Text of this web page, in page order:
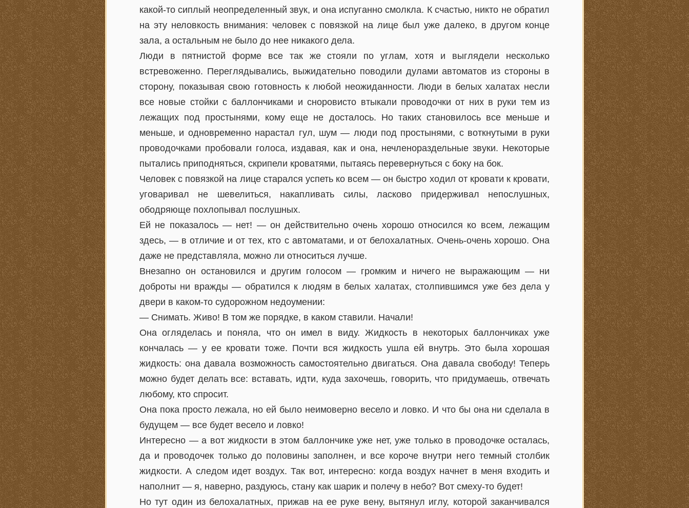
какой-то сиплый неопределенный звук, и она испуганно смолкла. К счастью, никто не обратил
на эту неловкость внимания: человек с повязкой на лице был уже далеко, в другом конце
зала, а остальным не было до нее никакого дела.
Люди в пятнистой форме все так же стояли по углам, хотя и выглядели несколько
встревоженно. Переглядывались, выжидательно поводили дулами автоматов из стороны в
сторону, показывая свою готовность к любой неожиданности. Люди в белых халатах несли
все новые стойки с баллончиками и сноровисто втыкали проводочки от них в руки тем из
лежащих под простынями, кому еще не досталось. Но таких становилось все меньше и
меньше, и одновременно нарастал гул, шум — люди под простынями, с воткнутыми в руки
проводочками пробовали голоса, издавая, как и она, нечленораздельные звуки. Некоторые
пытались приподняться, скрипели кроватями, пытаясь перевернуться с боку на бок.
Человек с повязкой на лице старался успеть ко всем — он быстро ходил от кровати к кровати,
уговаривал не шевелиться, накапливать силы, ласково придерживал непослушных,
ободряюще похлопывал послушных.
Ей не показалось — нет! — он действительно очень хорошо относился ко всем, лежащим
здесь, — в отличие и от тех, кто с автоматами, и от белохалатных. Очень-очень хорошо. Она
даже не представляла, можно ли относиться лучше.
Внезапно он остановился и другим голосом — громким и ничего не выражающим — ни
доброты ни вражды — обратился к людям в белых халатах, столпившимся уже без дела у
двери в каком-то судорожном недоумении:
— Снимать. Живо! В том же порядке, в каком ставили. Начали!
Она огляделась и поняла, что он имел в виду. Жидкость в некоторых баллончиках уже
кончалась — у ее кровати тоже. Почти вся жидкость ушла ей внутрь. Это была хорошая
жидкость: она давала возможность самостоятельно двигаться. Она давала свободу! Теперь
можно будет делать все: вставать, идти, куда захочешь, говорить, что придумаешь, отвечать
любому, кто спросит.
Она пока просто лежала, но ей было неимоверно весело и ловко. И что бы она ни сделала в
будущем — все будет весело и ловко!
Интересно — а вот жидкости в этом баллончике уже нет, уже только в проводочке осталась,
да и проводочек только до половины заполнен, и все короче внутри него темный столбик
жидкости. А следом идет воздух. Так вот, интересно: когда воздух начнет в меня входить и
наполнит — я, наверно, раздуюсь, стану как шарик и полечу в небо? Вот смеху-то будет!
Но тут один из белохалатных, прижав на ее руке вену, вытянул иглу, которой заканчивался